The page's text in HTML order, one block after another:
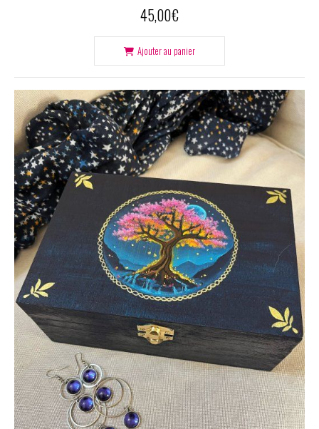
45,00€
Ajouter au panier